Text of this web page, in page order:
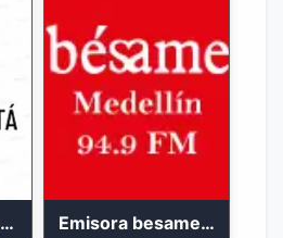
Anpiss Bogotá emisora 2023 Emisora besame medellín 2023